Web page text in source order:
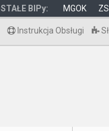
BIPy: MGOK
Instrukcja Obsługi